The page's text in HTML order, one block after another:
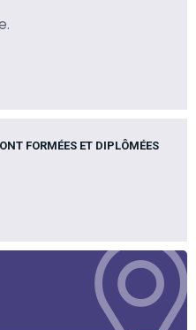
FORMÉES ET DIPLÔMÉES